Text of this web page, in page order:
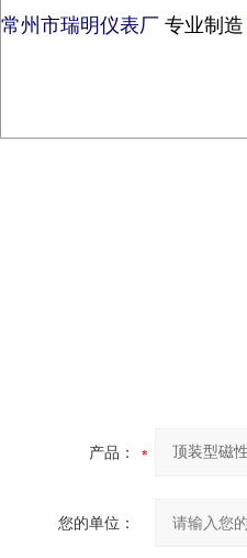
常州市瑞明仪表厂 专业制造
产品：
您的单位：